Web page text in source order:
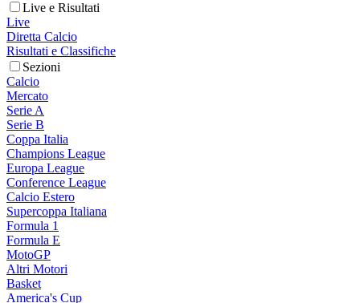
Live e Risultati
Live
Diretta Calcio
Risultati e Classifiche
Sezioni
Calcio
Mercato
Serie A
Serie B
Coppa Italia
Champions League
Europa League
Conference League
Calcio Estero
Supercoppa Italiana
Formula 1
Formula E
MotoGP
Altri Motori
Basket
America's Cup